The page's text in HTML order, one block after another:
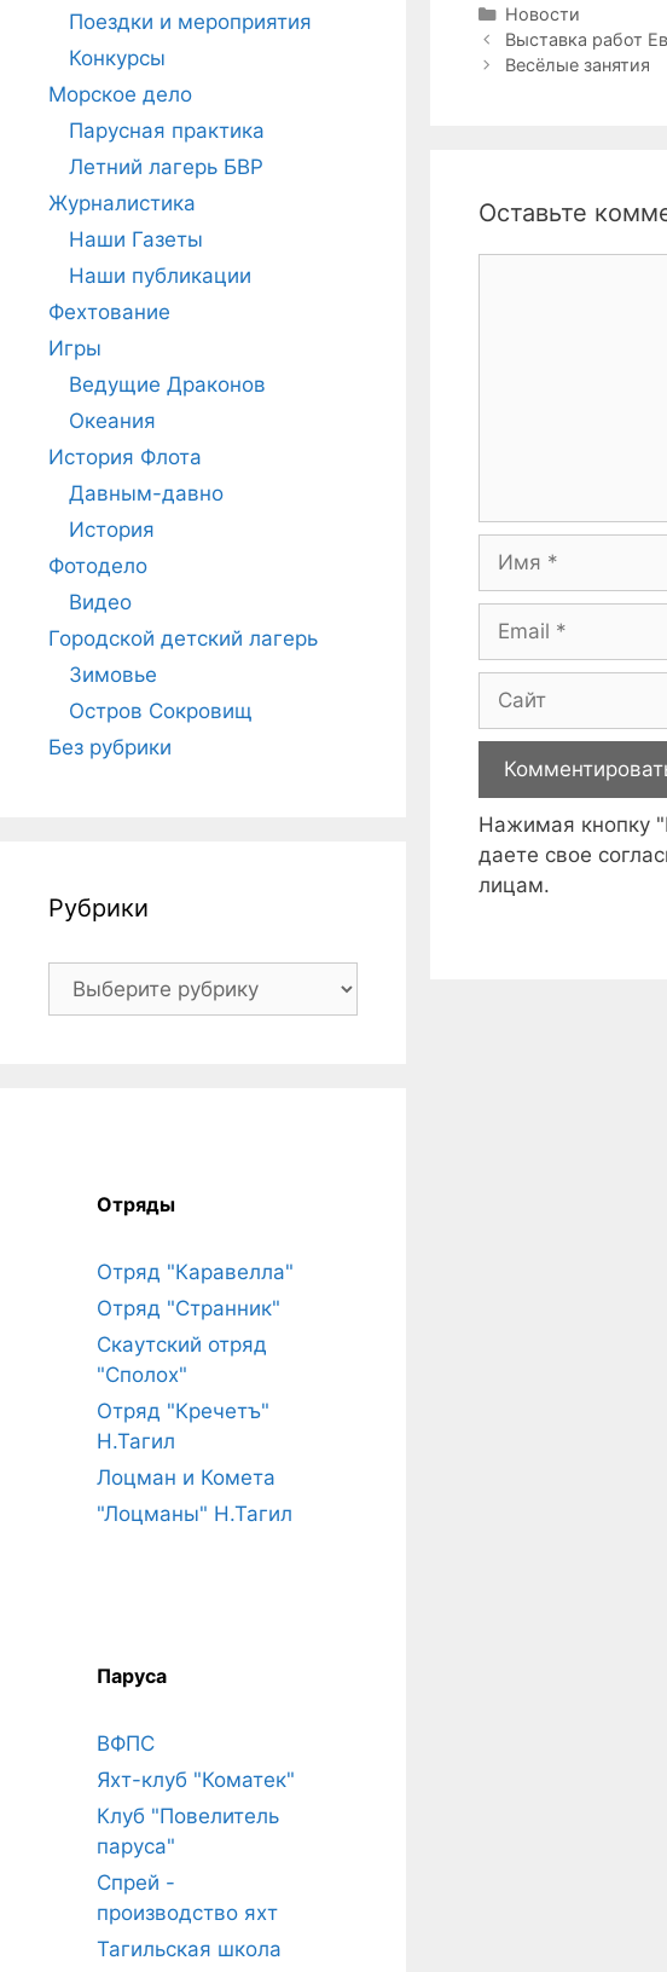
Рубрики
Новости
Навигация
записи
Выставка работ
Весёлые занятия
Оставьте
Нажимая кнопку
даете свое
лицам.
Поездки и мероприятия
Конкурсы
Морское дело
Парусная практика
Летний лагерь БВР
Журналистика
Наши Газеты
Наши публикации
Фехтование
Игры
Ведущие Драконов
Океания
История Флота
Давным-давно
История
Фотодело
Видео
Городской детский лагерь
Зимовье
Остров Сокровищ
Без рубрики
Рубрики
Рубрики
Отряды
Отряд "Каравелла"
Отряд "Странник"
Скаутский отряд
"Сполох"
Отряд "Кречетъ"
Н.Тагил
Лоцман и Комета
"Лоцманы" Н.Тагил
Паруса
ВФПС
Яхт-клуб "Коматек"
Клуб "Повелитель
паруса"
Спрей -
производство яхт
Тагильская школа